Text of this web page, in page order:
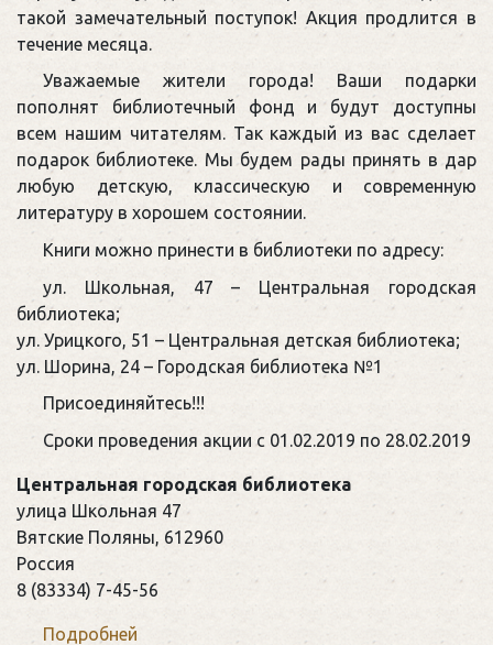
такой замечательный поступок! Акция продлится в
течение месяца.
Уважаемые жители города! Ваши подарки
пополнят библиотечный фонд и будут доступны
всем нашим читателям. Так каждый из вас сделает
подарок библиотеке. Мы будем рады принять в дар
любую детскую, классическую и современную
литературу в хорошем состоянии.
Книги можно принести в библиотеки по адресу:
ул. Школьная, 47 – Центральная городская
библиотека;
ул. Урицкого, 51 – Центральная детская библиотека;
ул. Шорина, 24 – Городская библиотека №1
Присоединяйтесь!!!
Сроки проведения акции с 01.02.2019 по 28.02.2019
Центральная городская библиотека
улица Школьная 47
Вятские Поляны, 612960
Россия
8 (83334) 7-45-56
Подробней